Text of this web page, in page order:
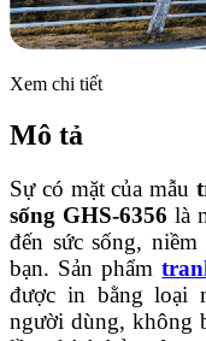
Xem chi tiết
Mô tả
Sự có mặt của mẫu
sống GHS-6356 là
đến sức sống,
bạn. Sản phẩm
được in bằng loại
người dùng, không